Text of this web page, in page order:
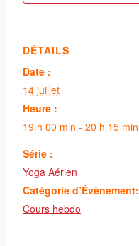
DÉTAILS
Date :
14 juillet
Heure :
19 h 00 min - 20 h 15 min
Série :
Yoga Aérien
Catégorie d’Évènement:
Cours hebdo